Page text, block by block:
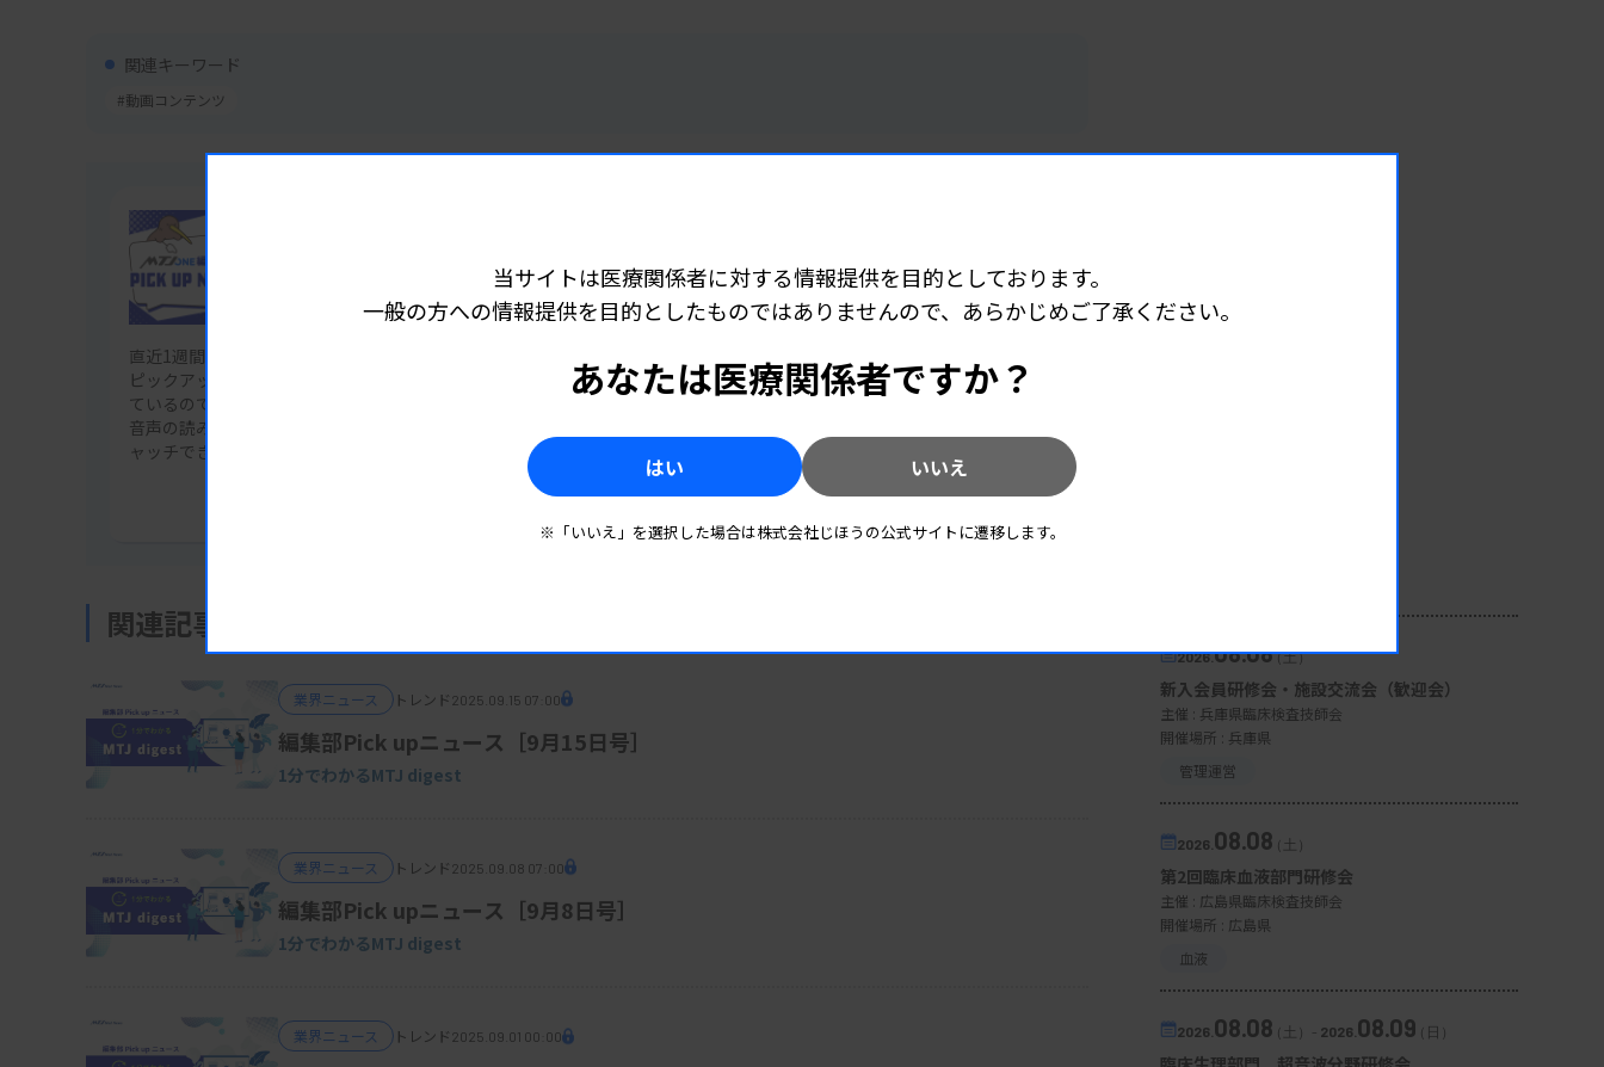
関連キーワード
#動画コンテンツ
直近1週間の「MTJ ONE」配信ニュースから注目記事5本を
ピックアップ。それぞれのニュースをスライド1枚にまとめ
ているので、通勤中や休憩中などの隙間時間にチェック！AI
音声の読み上げ機能で、多忙な日々も耳だけで最新情報をキ
ャッチできます。
忙しい臨床検査技師のための注目ニュースまとめ
編集部 Pick Up ニュース［7月31日号］
忙しい臨床検査技師のための注目ニュースまとめ
関連記事
業界ニュース トレンド 2025.09.15 07:00
編集部Pick upニュース［9月15日号］
1分でわかるMTJ digest
業界ニュース トレンド 2025.09.08 07:00
編集部Pick upニュース［9月8日号］
1分でわかるMTJ digest
業界ニュース トレンド 2025.09.01 00:00
2026.08.08（土）
新入会員研修会・施設交流会（歓迎会）
主催 : 兵庫県臨床検査技師会
開催場所 : 兵庫県
管理運営
2026. 08.08（土）
第2回臨床血液部門研修会
主催 : 広島県臨床検査技師会
開催場所 : 広島県
血液
2026. 08.08（土） - 2026. 08.09 （日）
当サイトは医療関係者に対する情報提供を目的としております。
一般の方への情報提供を目的としたものではありませんので、あらかじめご了承ください。
あなたは医療関係者ですか？
はい いいえ
※「いいえ」を選択した場合は株式会社じほうの公式サイトに遷移します。